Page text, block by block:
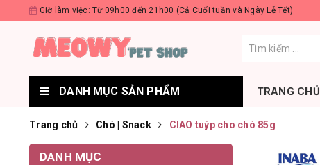
Giờ làm việc: Từ 09h00 đến 21h00 (Cả Cuối tuần và Ngày Lễ Tết)
DANH MỤC SẢN PHẨM TRANG CHỦ
Trang chủ Chó | Snack CIAO tuýp cho chó 85g
DANH MỤC